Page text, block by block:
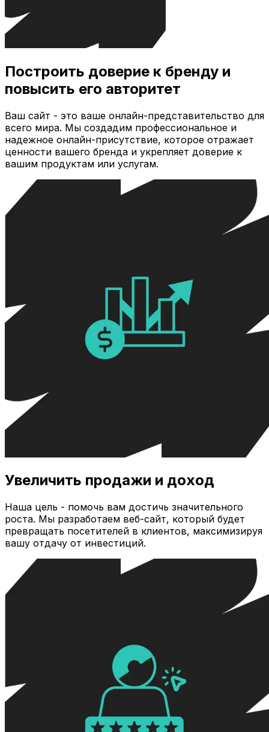
Построить доверие к бренду и
повысить его авторитет
Ваш сайт - это ваше онлайн-представительство для
всего мира. Мы создадим профессиональное и
надежное онлайн-присутствие, которое отражает
ценности вашего бренда и укрепляет доверие к
вашим продуктам или услугам.
Увеличить продажи и доход
Наша цель - помочь вам достичь значительного
роста. Мы разработаем веб-сайт, который будет
превращать посетителей в клиентов, максимизируя
вашу отдачу от инвестиций.